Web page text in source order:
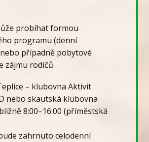
probíhat formou
programu (denní
případně pobytové
zájmu rodičů.
– klubovna Aktivit
nebo skautská klubovna
8:00–16:00 (příměstská
zahrnuto celodenní